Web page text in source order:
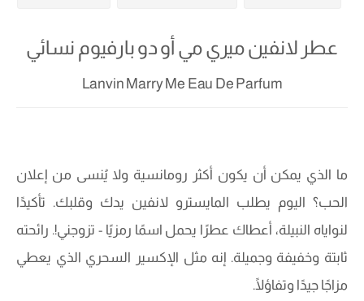
عطر لانفين ميري مي أو دو بارفيوم نسائي
Lanvin Marry Me Eau De Parfum
ما الذي يمكن أن يكون أكثر رومانسية ولا يُنسى من إعلان
الحب؟ اليوم يطلب المايسترو لانفين يدك وقلبك. تأكيدًا
لنواياه النبيلة، أعطاك عطرًا يحمل اسمًا رمزيًا - تزوجني!. رائحته
ثابتة وخفيفة وجميلة. إنه مثل الإكسير السحري الذي يعطي
مزاجًا جيدًا وتفاؤلًا.